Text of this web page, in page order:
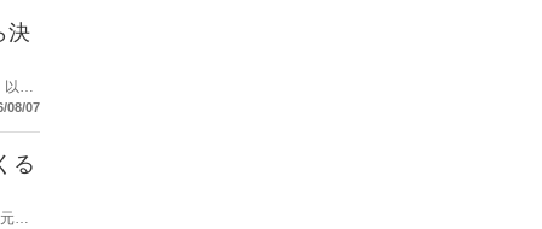
決
以上
08/07
る
す